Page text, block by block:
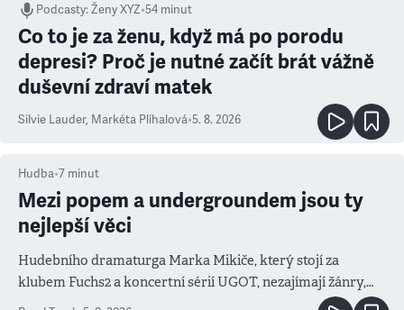
Podcasty:Ženy XYZ•54 minut
Co to je za ženu, když má po porodu
depresi? Proč je nutné začít brát vážně
duševní zdraví matek
Silvie Lauder, Markéta Plíhalová•5. 8. 2026
Hudba•7 minut
Mezi popem a undergroundem jsou ty
nejlepší věci
Hudebního dramaturga Marka Mikiče, který stojí za
klubem Fuchs2 a koncertní sérií UGOT, nezajímají žánry,
ale atmosféra